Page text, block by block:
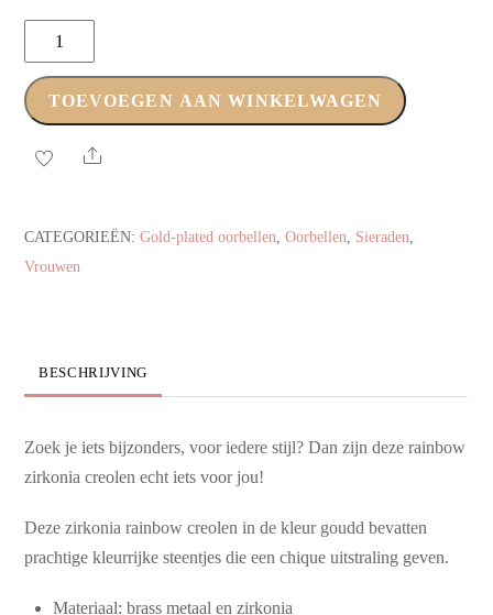
Creolen
|
Zirkonia
aantal
TOEVOEGEN AAN WINKELWAGEN
Share
CATEGORIEËN:Gold-plated oorbellen,Oorbellen, Sieraden,
Vrouwen
BESCHRIJVING
Zoek je iets bijzonders, voor iedere stijl? Dan zijn deze rainbow
zirkonia creolen echt iets voor jou!
Deze zirkonia rainbow creolen in de kleur goudd bevatten
prachtige kleurrijke steentjes die een chique uitstraling geven.
Materiaal: brass metaal en zirkonia